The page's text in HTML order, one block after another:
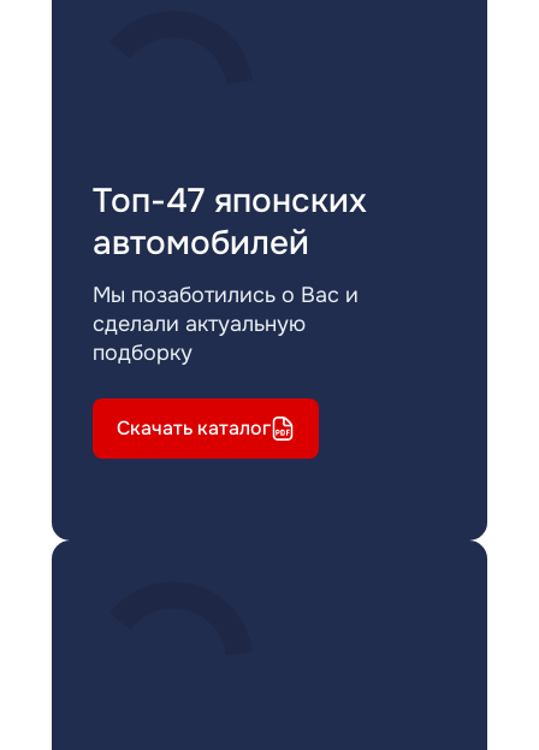
Топ-47 японских
автомобилей
Мы позаботились о Вас и
сделали актуальную
подборку
Скачать каталог